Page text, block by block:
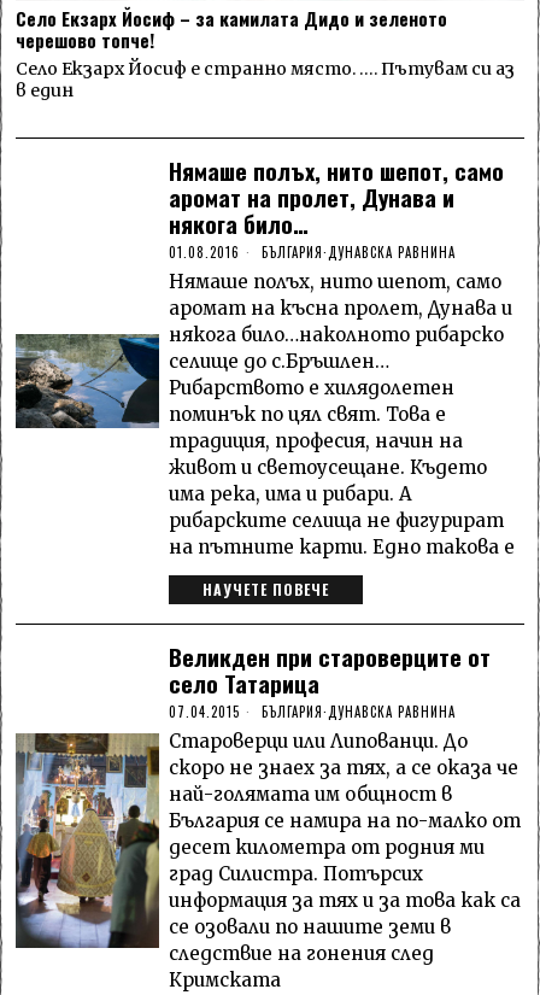
Село Екзарх Йосиф – за камилата Дидо и зеленото
черешово топче!
Село Екзарх Йосиф е странно място. …. Пътувам си аз
в един
Нямаше полъх, нито шепот, само
аромат на пролет, Дунава и
някога било…
01.08.2016 БЪЛГАРИЯ·ДУНАВСКА РАВНИНА
Нямаше полъх, нито шепот, само
аромат на късна пролет, Дунава и
някога било…наколното рибарско
селище до с.Бръшлен…
Рибарството е хилядолетен
поминък по цял свят. Това е
традиция, професия, начин на
живот и светоусещане. Където
има река, има и рибари. А
рибарските селища не фигурират
на пътните карти. Едно такова е
НАУЧЕТЕ ПОВЕЧЕ
Великден при староверците от
село Татарица
07.04.2015 БЪЛГАРИЯ·ДУНАВСКА РАВНИНА
Староверци или Липованци. До
скоро не знаех за тях, а се оказа че
най-голямата им общност в
България се намира на по-малко от
десет километра от родния ми
град Силистра. Потърсих
информация за тях и за това как са
се озовали по нашите земи в
следствие на гонения след
Кримската